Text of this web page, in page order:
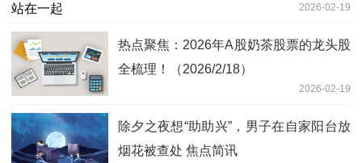
2026-02-19
热点聚焦：2026年A股奶茶股票的龙头股
全梳理！（2026/2/18）
2026-02-19
除夕之夜想“助助兴”，男子在自家阳台放
烟花被查处 焦点简讯